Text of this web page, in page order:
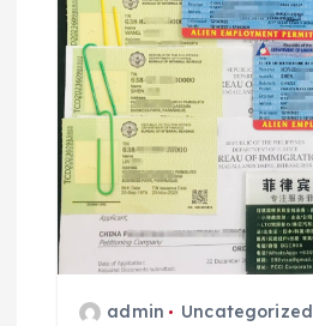
admin
Uncategorized